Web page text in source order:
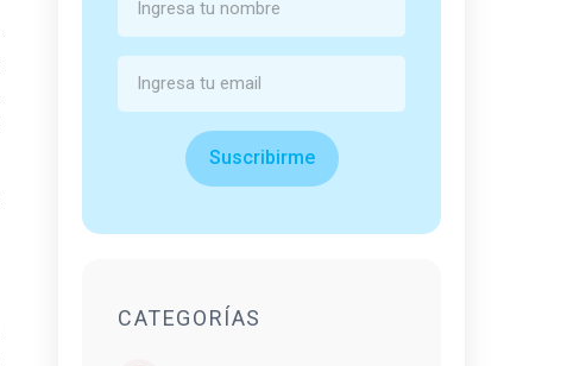
Suscribirme
CATEGORÍAS